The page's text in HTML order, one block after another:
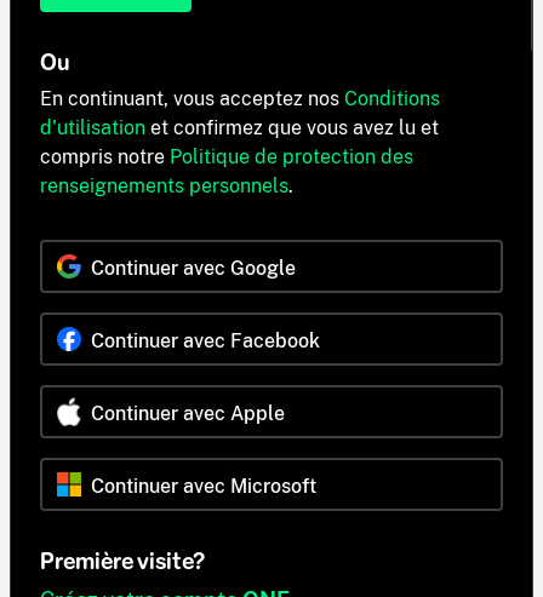
Ou
En continuant, vous acceptez nos Conditions
d'utilisation et confirmez que vous avez lu et
compris notre Politique de protection des
renseignements personnels.
Continuer avec Google
Continuer avec Facebook
Continuer avec Apple
Continuer avec Microsoft
Première visite?